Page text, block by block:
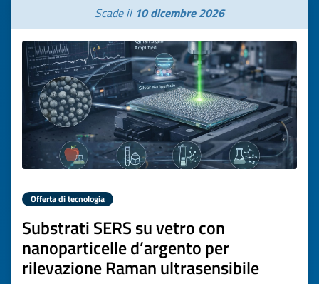
Scade il 10 dicembre 2026
Offerta di tecnologia
Substrati SERS su vetro con
nanoparticelle d’argento per
rilevazione Raman ultrasensibile